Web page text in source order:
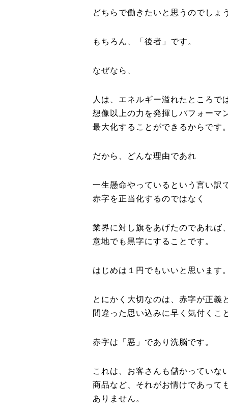
どちらで働きたいと思うのでしょ
もちろん、「後者」です。
なぜなら、
人は、エネルギー溢れたところで
想像以上の力を発揮しパフォーマ
最大化することができるからです。
だから、どんな理由であれ
一生懸命やっているという言い訳
赤字を正当化するのではなく
業界に対し旗をあげたのであれば、
意地でも黒字にすることです。
はじめは１円でもいいと思います。
とにかく大切なのは、赤字が正義
間違った思い込みに早く気付くこ
赤字は「悪」であり洗脳です。
これは、お客さんも儲かっていな
商品など、それがお情けであって
ありません。